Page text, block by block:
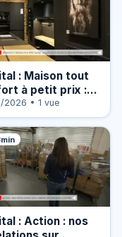
: Maison tout
à petit prix :
qui
la vie !
2026 • 1 vue
: Action : nos